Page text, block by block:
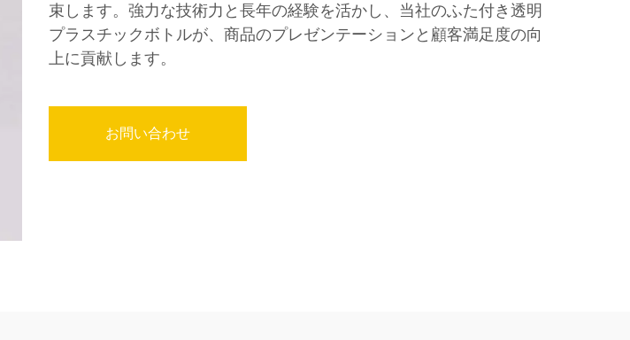
束します。強力な技術力と長年の経験を活かし、当社のふた付き透明
プラスチックボトルが、商品のプレゼンテーションと顧客満足度の向
上に貢献します。
お問い合わせ